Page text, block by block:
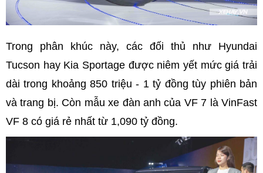
Trong phân khúc này, các đối thủ như Hyundai
Tucson hay Kia Sportage được niêm yết mức giá trải
dài trong khoảng 850 triệu - 1 tỷ đồng tùy phiên bản
và trang bị. Còn mẫu xe đàn anh của VF 7 là VinFast
VF 8 có giá rẻ nhất từ 1,090 tỷ đồng.